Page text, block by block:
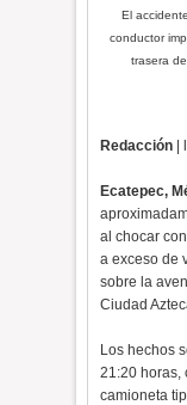
El
conductor
trasera
Redacción
Ecatepec,
al chocar
a exceso de
sobre la
Ciudad
Los hechos
21:20 horas,
camioneta